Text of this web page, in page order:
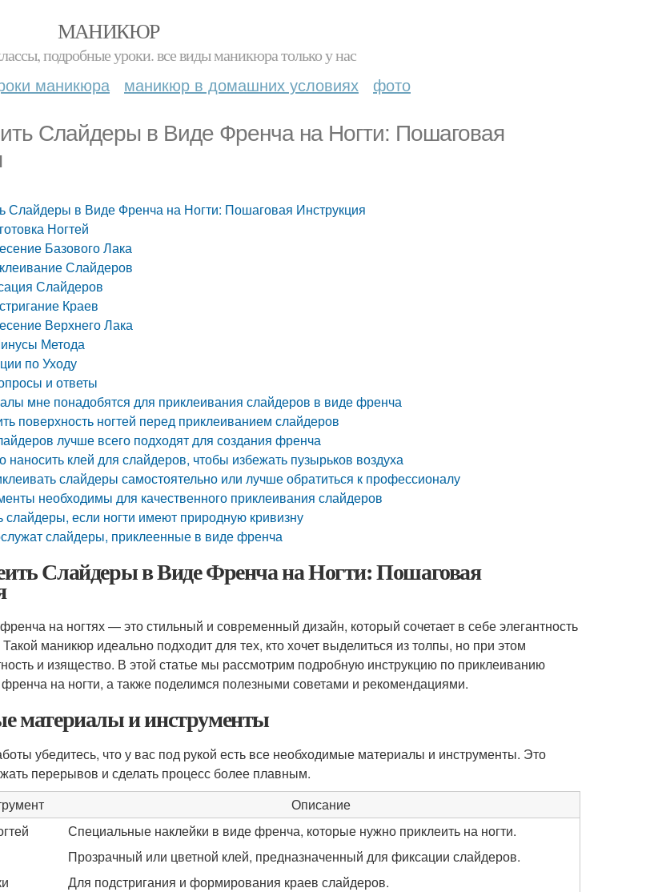
МАНИКЮР
подробные уроки. все виды маникюра только у нас
маникюра маникюр в домашних условиях фото
Слайдеры в Виде Френча на Ногти: Пошаговая
Слайдеры в Виде Френча на Ногти: Пошаговая Инструкция
Ногтей
Базового Лака
Слайдеров
Слайдеров
Краев
Верхнего Лака
Метода
по Уходу
и ответы
мне понадобятся для приклеивания слайдеров в виде френча
поверхность ногтей перед приклеиванием слайдеров
лучше всего подходят для создания френча
наносить клей для слайдеров, чтобы избежать пузырьков воздуха
слайдеры самостоятельно или лучше обратиться к профессионалу
необходимы для качественного приклеивания слайдеров
слайдеры, если ногти имеют природную кривизну
слайдеры, приклеенные в виде френча
Слайдеры в Виде Френча на Ногти: Пошаговая
на ногтях — это стильный и современный дизайн, который сочетает в себе элегантность
Такой маникюр идеально подходит для тех, кто хочет выделиться из толпы, но при этом
и изящество. В этой статье мы рассмотрим подробную инструкцию по приклеиванию
на ногти, а также поделимся полезными советами и рекомендациями.
материалы и инструменты
убедитесь, что у вас под рукой есть все необходимые материалы и инструменты. Это
перерывов и сделать процесс более плавным.
Описание
Специальные наклейки в виде френча, которые нужно приклеить на ногти.
Прозрачный или цветной клей, предназначенный для фиксации слайдеров.
Для подстригания и формирования краев слайдеров.